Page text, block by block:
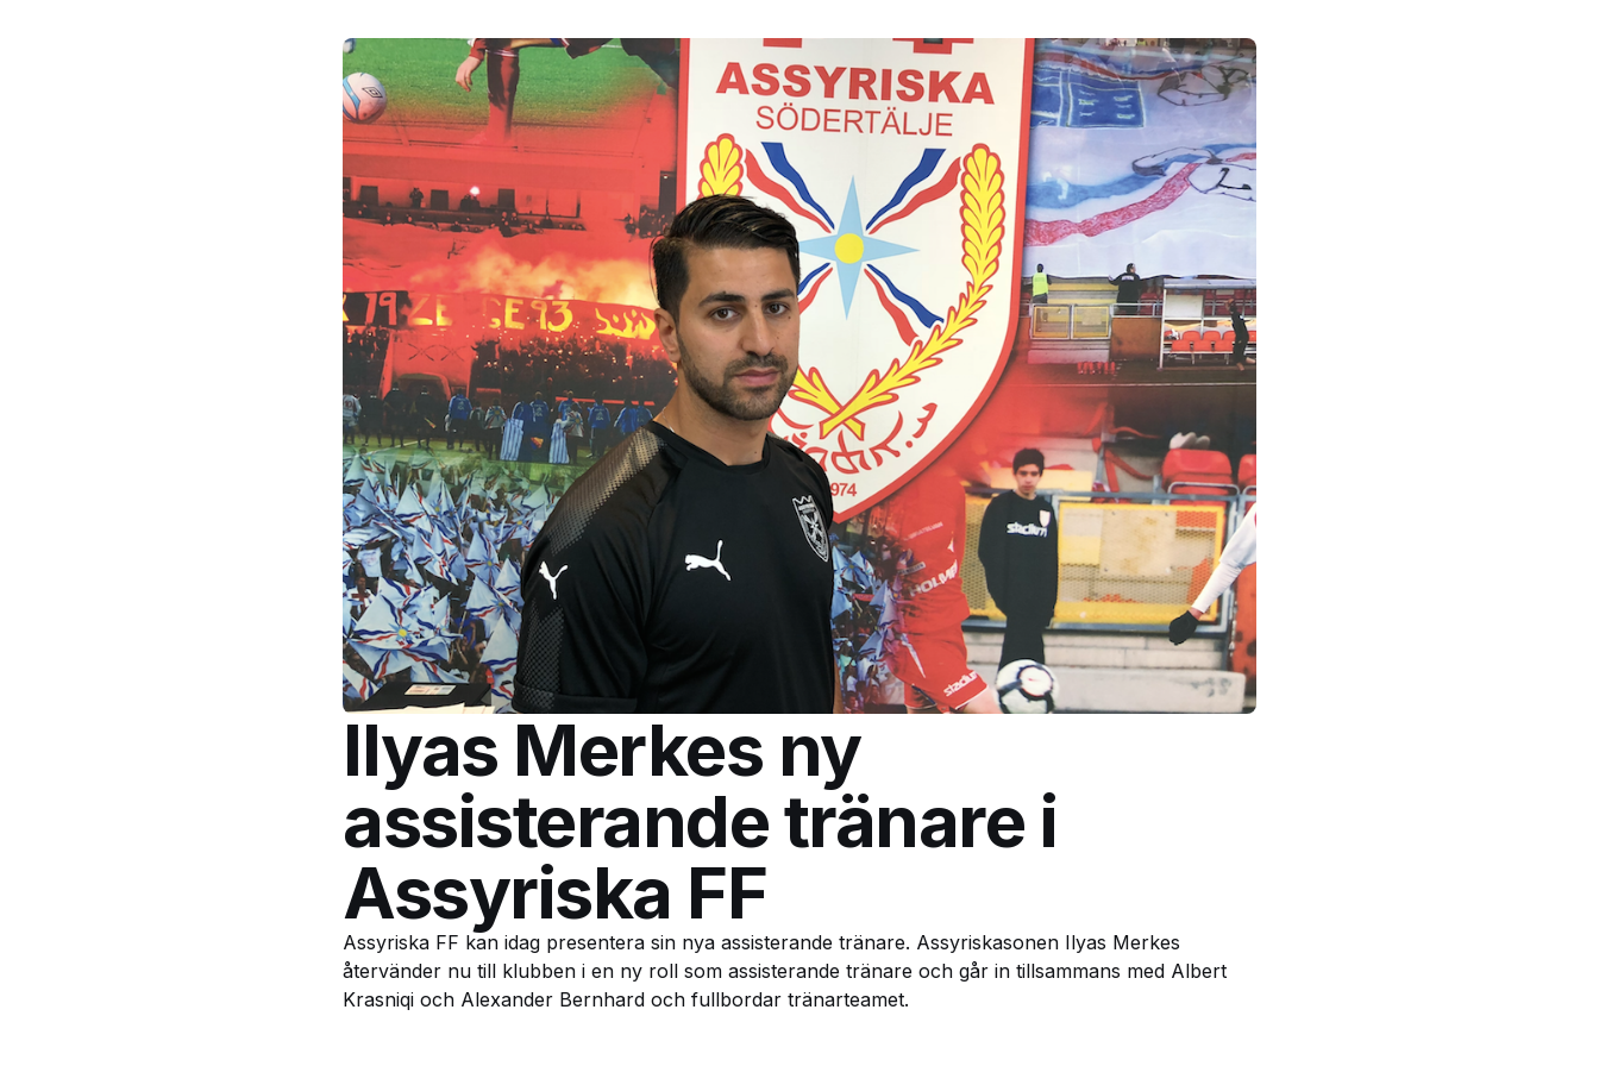
Ilyas Merkes ny
assisterande tränare i
Assyriska FF
Assyriska FF kan idag presentera sin nya assisterande tränare. Assyriskasonen Ilyas Merkes
återvänder nu till klubben i en ny roll som assisterande tränare och går in tillsammans med Albert
Krasniqi och Alexander Bernhard och fullbordar tränarteamet.